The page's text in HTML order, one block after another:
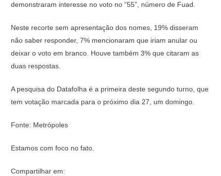
demonstraram interesse no voto no “55”, número de Fuad.
Neste recorte sem apresentação dos nomes, 19% disseram
não saber responder, 7% mencionaram que iriam anular ou
deixar o voto em branco. Houve também 3% que citaram as
duas respostas.
A pesquisa do Datafolha é a primeira deste segundo turno, que
tem votação marcada para o próximo dia 27, um domingo.
Fonte: Metrópoles
Estamos com foco no fato.
Compartilhar em: